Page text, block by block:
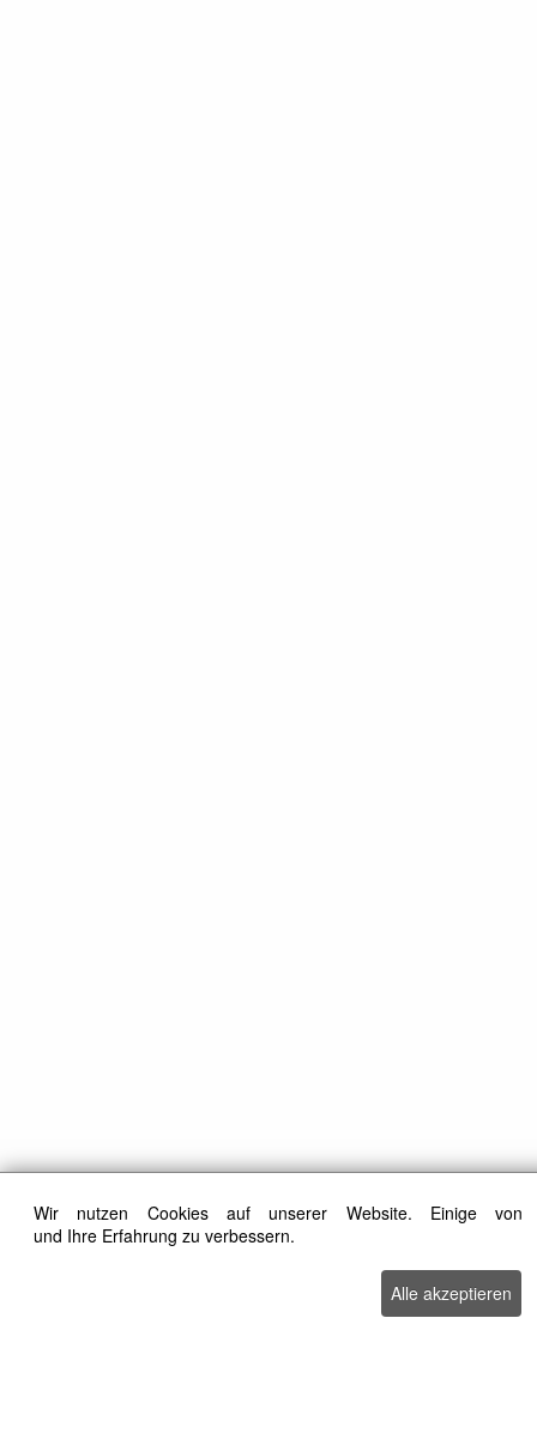
Wir nutzen Cookies auf unserer Website. Einige
und Ihre Erfahrung zu verbessern.
Alle akzeptieren